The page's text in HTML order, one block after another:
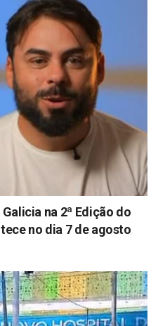
na 2ª Edição do
no dia 7 de agosto